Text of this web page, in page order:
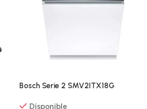
Bosch Serie 2 SMV2ITX18G
Disponible